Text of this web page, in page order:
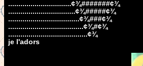
...............................¢¾#######¢¾
.................................¢¾#####¢¾
...................................¢¾###¢¾
.....................................¢¾#¢¾
.......................................¢¾
je l'adors